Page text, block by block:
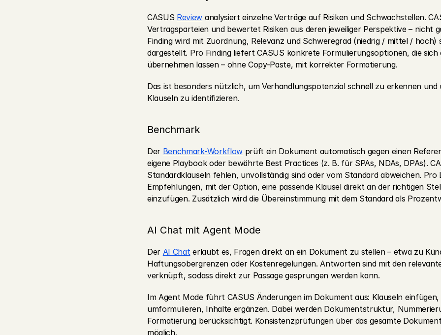
CASUS Review analysiert einzelne Verträge auf Risiken und Schwachstellen.
Vertragsparteien und bewertet Risiken aus deren jeweiliger Perspektive – nicht
Finding wird mit Zuordnung, Relevanz und Schweregrad (niedrig / mittel /
dargestellt. Pro Finding liefert CASUS konkrete Formulierungsoptionen, die sich
übernehmen lassen – ohne Copy-Paste, mit korrekter Formatierung.
Das ist besonders nützlich, um Verhandlungspotenzial schnell zu erkennen und
Klauseln zu identifizieren.
Benchmark
Der Benchmark-Workflow prüft ein Dokument automatisch gegen einen
eigene Playbook oder bewährte Best Practices (z. B. für SPAs, NDAs, DPAs).
Standardklauseln fehlen, unvollständig sind oder vom Standard abweichen. Pro
Empfehlungen, mit der Option, eine passende Klausel direkt an der richtigen
einzufügen. Zusätzlich wird die Übereinstimmung mit dem Standard als
AI Chat mit Agent Mode
Der AI Chat erlaubt es, Fragen direkt an ein Dokument zu stellen – etwa zu
Haftungsobergrenzen oder Kostenregelungen. Antworten sind mit den
verknüpft, sodass direkt zur Passage gesprungen werden kann.
Im Agent Mode führt CASUS Änderungen im Dokument aus: Klauseln
umformulieren, Inhalte ergänzen. Dabei werden Dokumentstruktur,
Formatierung berücksichtigt. Konsistenzprüfungen über das gesamte
möglich.